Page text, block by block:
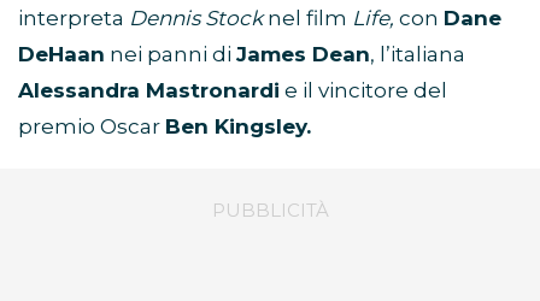
interpreta Dennis Stocknel film Life, con Dane
DeHaan nei panni di James Dean, l’italiana
Alessandra Mastronardi e il vincitore del
premio Oscar Ben Kingsley.